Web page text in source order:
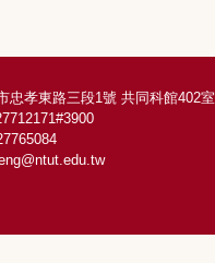
忠孝東路三段1號 共同科館402室